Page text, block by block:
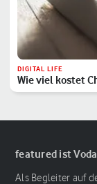
DIGITAL LIFE
Wie viel kostet
featured ist
Als Begleiter auf